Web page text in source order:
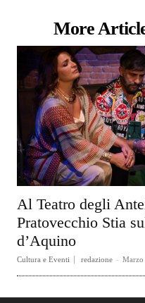
More
Al Teatro degli
Pratovecchio Stia
d’Aquino
Cultura e Eventi redazione - Marzo